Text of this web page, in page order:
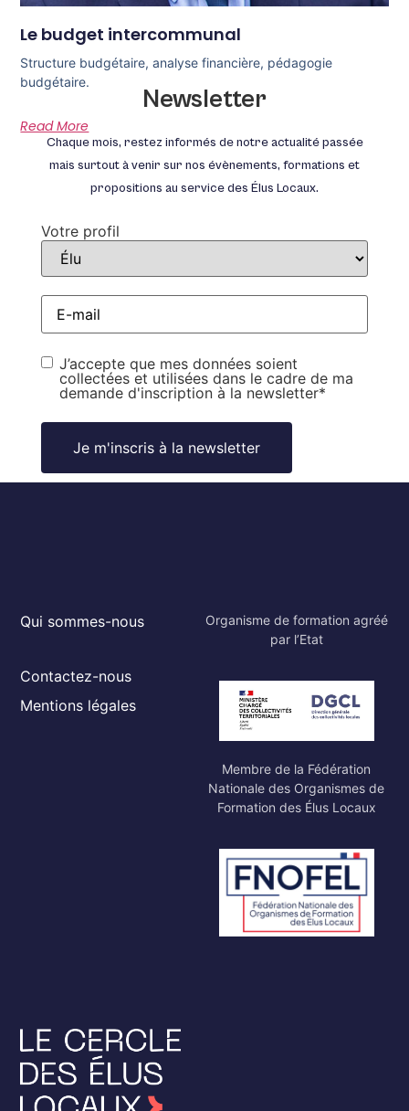
Le budget intercommunal
Structure budgétaire, analyse financière, pédagogie
budgétaire.
Read More
Newsletter
Chaque mois, restez informés de notre actualité passée
mais surtout à venir sur nos évènements, formations et
propositions au service des Élus Locaux.
Votre profil
E-
mail*
RGPD*
J’accepte que mes données soient
collectées et utilisées dans le cadre de ma
demande d'inscription à la newsletter*
Organisme de formation agréé
par l’Etat
Membre de la Fédération
Nationale des Organismes de
Formation des Élus Locaux
Qui sommes-nous
Contactez-nous
Mentions légales